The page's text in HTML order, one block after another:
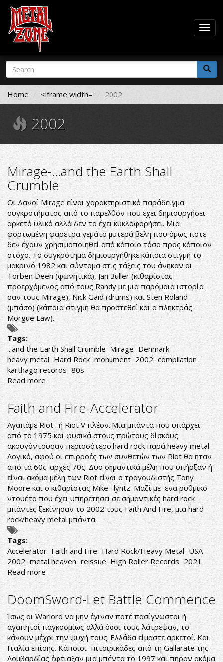
Skip
main
content
Search
form
Search
Home <iframe width= 2002
2002
Mirage-...and the Earth Shall
Crumble
Οι Δανοί Mirage είναι χαρακτηριστικό παράδειγμα
συγκροτήματος από το παρελθόν που έχει δημιουργήσει
αρκετό υλικό αλλά δεν το έχει κυκλοφορήσει. Μια
φορτωμένη φαρέτρα γεμάτο μυτερά βέλη που όμως ποτέ
δεν έχουν χρησιμοποιηθεί από κάποιο τόσο προς κάποιον
στόχο. Το συγκρότημα δημιουργήθηκε κάποια στιγμή το
μακρινό 1982 και σύντομα στις τάξεις του άνηκαν οι
Torben Deen (φωνητικά), Jan Buller (κιθαρίστας
προερχόμενος από τους Randy με μια παρόμοια ιστορία
σαν τους Mirage), Nick Gaid (drums) και Sten Roland
(μπάσο) (κάποια στιγμή θα προστεθεί και ο πληκτράς
Morgue Law).
Tags:
...and the Earth Shall Crumble Mirage Denmark
heavy metal Hard Rock monument 2002 compilation
karthago records 80s
Read moreabout
Mirage-...and
the
Earth
Shall
Crumble
Faith and Fire-Accelerator
Αγαπάμε Riot…ή Riot V πλέον. Μια μπάντα που υπάρχει
από το 1975 και φυσικά στους πρώτους δίσκους
ακουγόντουσαν περισσότερο hard rock παρά heavy metal.
Λογικό, αφού οι επιρροές των συνθετών των Riot θα ήταν
από τα 60ς-αρχές 70ς. Δυο σημαντικά μέλη που υπήρξαν ή
είναι ακόμα μέλη των Riot είναι ο τραγουδιστής Tony
Moore και ο κιθαρίστας Mike Flyntz. Μαζί με ένα ρυθμικό
ντουέτο που έχει υπηρετήσει σε σημαντικές hard rock
μπάντες ξεκίνησαν το 2002 τους Faith And Fire, μια hard
rock/heavy metal μπάντα.
Tags:
Accelerator Faith and Fire Hard Rock/Heavy Metal USA
2002 metal heaven reissue High Roller Records 2021
Read more about
Faith
and
Fire-
Accelerator
DoomSword-Let Battle Commence
Ίσως οι Warlord να μην έγιναν ποτέ πασίγνωστοι ή
αγαπητοί παγκοσμίως αλλά όσοι τους λάτρεψαν, το
κάνουν μέχρι την ψυχή τους. Ελλάδα είμαστε αρκετοί. Και
Ιταλία επίσης. Κάποιοι πιτσιρικάδες από τη Gallarate της
Λομβαρδίας έφτιαξαν μια μπάντα το 1997 και πήραν ακόμα